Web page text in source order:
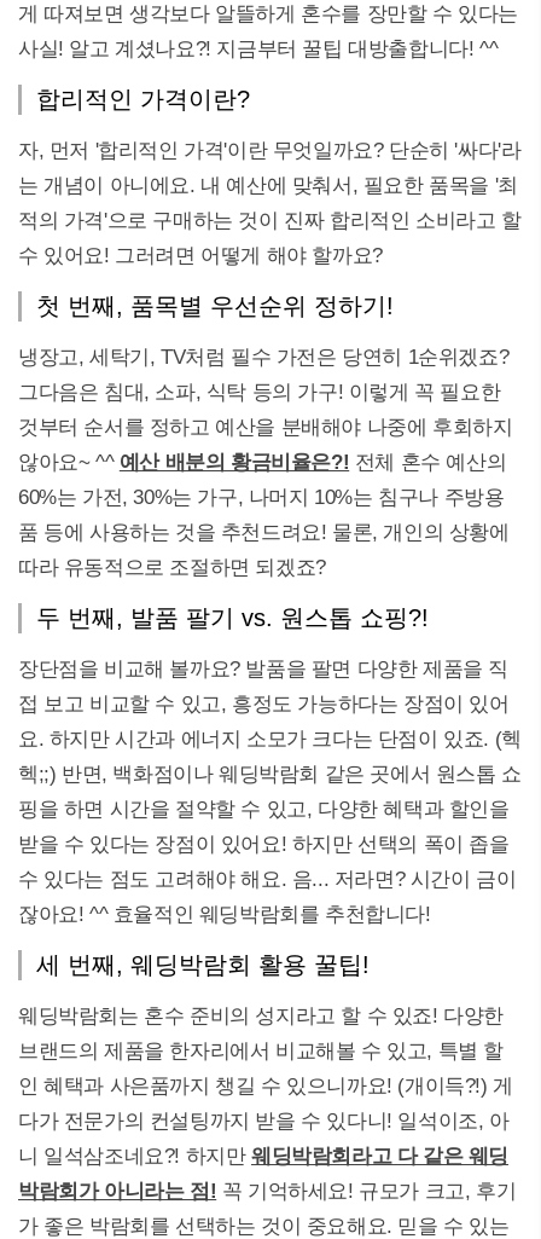
게 따져보면 생각보다 알뜰하게 혼수를 장만할 수 있다는
사실! 알고 계셨나요?! 지금부터 꿀팁 대방출합니다! ^^
합리적인 가격이란?
자, 먼저 '합리적인 가격'이란 무엇일까요? 단순히 '싸다'라
는 개념이 아니에요. 내 예산에 맞춰서, 필요한 품목을 '최
적의 가격'으로 구매하는 것이 진짜 합리적인 소비라고 할
수 있어요! 그러려면 어떻게 해야 할까요?
첫 번째, 품목별 우선순위 정하기!
냉장고, 세탁기, TV처럼 필수 가전은 당연히 1순위겠죠?
그다음은 침대, 소파, 식탁 등의 가구! 이렇게 꼭 필요한
것부터 순서를 정하고 예산을 분배해야 나중에 후회하지
않아요~ ^^ 예산 배분의 황금비율은?! 전체 혼수 예산의
60%는 가전, 30%는 가구, 나머지 10%는 침구나 주방용
품 등에 사용하는 것을 추천드려요! 물론, 개인의 상황에
따라 유동적으로 조절하면 되겠죠?
두 번째, 발품 팔기 vs. 원스톱 쇼핑?!
장단점을 비교해 볼까요? 발품을 팔면 다양한 제품을 직
접 보고 비교할 수 있고, 흥정도 가능하다는 장점이 있어
요. 하지만 시간과 에너지 소모가 크다는 단점이 있죠. (헥
헥;;) 반면, 백화점이나 웨딩박람회 같은 곳에서 원스톱 쇼
핑을 하면 시간을 절약할 수 있고, 다양한 혜택과 할인을
받을 수 있다는 장점이 있어요! 하지만 선택의 폭이 좁을
수 있다는 점도 고려해야 해요. 음... 저라면? 시간이 금이
잖아요! ^^ 효율적인 웨딩박람회를 추천합니다!
세 번째, 웨딩박람회 활용 꿀팁!
웨딩박람회는 혼수 준비의 성지라고 할 수 있죠! 다양한
브랜드의 제품을 한자리에서 비교해볼 수 있고, 특별 할
인 혜택과 사은품까지 챙길 수 있으니까요! (개이득?!) 게
다가 전문가의 컨설팅까지 받을 수 있다니! 일석이조, 아
니 일석삼조네요?! 하지만웨딩박람회라고 다 같은 웨딩
박람회가 아니라는 점! 꼭 기억하세요! 규모가 크고, 후기
가 좋은 박람회를 선택하는 것이 중요해요. 믿을 수 있는